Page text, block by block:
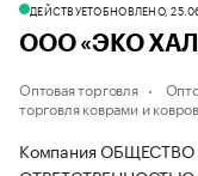
ДЕЙСТВУЕТОБНОВЛЕНО,
ООО «ЭКО
Оптовая торговля
торговля коврами и
Компания